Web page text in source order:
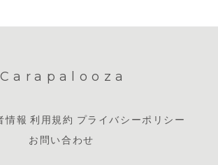
Carapalooza
情報 利用規約 プライバシーポリシー
お問い合わせ